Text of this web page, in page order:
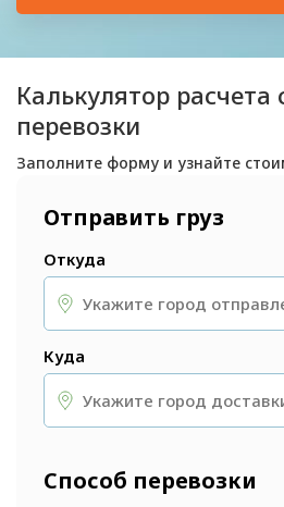
Калькулятор расчета
перевозки
Заполните форму и узнайте
Отправить груз
Откуда
Куда
Способ перевозки